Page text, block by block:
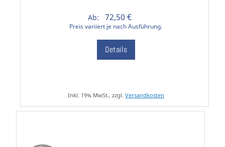
Ab: 72,50 €
Preis variiert je nach Ausführung.
Details
Inkl. 19% MwSt., zzgl. Versandkosten